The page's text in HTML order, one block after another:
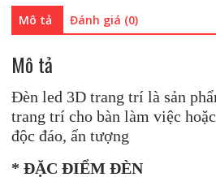
bàn
với
mẫu
đôi
ngắm
trăng
lượng
Mô tả Đánh giá (0)
Mô tả
Đèn led 3D trang trí là sản
trang trí cho bàn làm việc
độc đáo, ấn tượng
* ĐẶC ĐIỂM ĐÈN